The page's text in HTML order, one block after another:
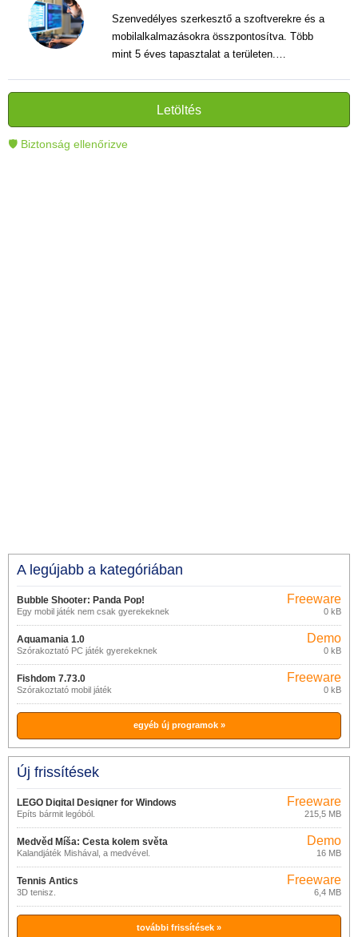
Szenvedélyes szerkesztő a szoftverekre és a
mobilalkalmazásokra összpontosítva. Több
mint 5 éves tapasztalat a területen.
és informatív szövegek alkotója, amelyek
segítik az olvasókat a modern technológia jobb
megértésében és használatában.
Letöltés
🛡 Biztonság ellenőrizve
A legújabb a kategóriában
Bubble Shooter: Panda Pop!
13.1.101
Egy mobil játék nem csak gyerekeknek
Freeware
0 kB
Aquamania 1.0
Szórakoztató PC játék gyerekeknek
Demo
0 kB
Fishdom 7.73.0
Szórakoztató mobil játék
Freeware
0 kB
egyéb új programok »
Új frissítések
LEGO Digital Designer for Windows
4.3.8.0
Építs bármit legóból.
Freeware
215,5 MB
Medvěd Míša: Cesta kolem světa
Kalandjáték Mishával, a medvével.
Demo
16 MB
Tennis Antics
3D tenisz.
Freeware
6,4 MB
további frissítések »